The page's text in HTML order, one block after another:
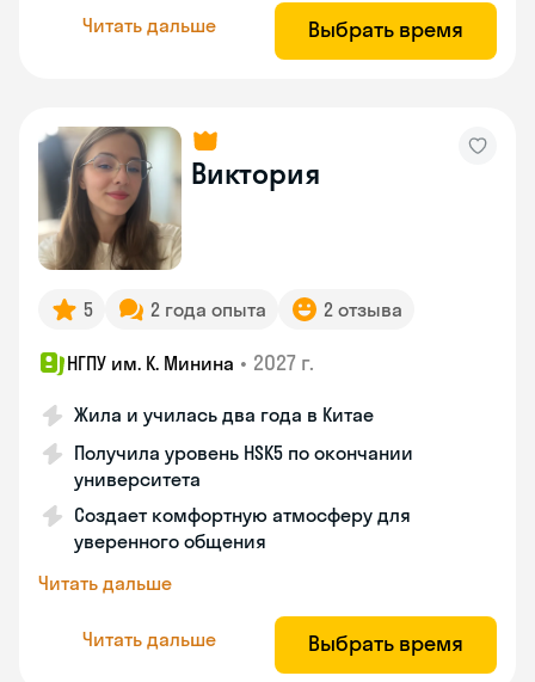
Читать дальше Выбрать время
Виктория
5 2 года опыта 2 отзыва
НГПУ им. К. Минина • 2027 г.
Жила и училась два года в Китае
Получила уровень HSK5 по окончании
университета
Создает комфортную атмосферу для
уверенного общения
Читать дальше
Читать дальше Выбрать время